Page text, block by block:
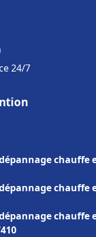
24/7
chauffe
chauffe
chauffe